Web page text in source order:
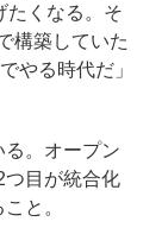
たくなる。そ
構築していた
やる時代だ」
。オープン
つ目が統合化
と。